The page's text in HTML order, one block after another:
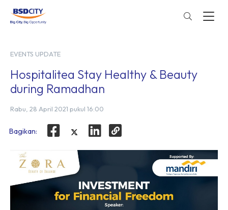
EVENTS UPDATE
Hospitalitea Stay Healthy & Beauty
during Ramadhan
Rabu, 28 April 2021 pukul 16:00
Bagikan: